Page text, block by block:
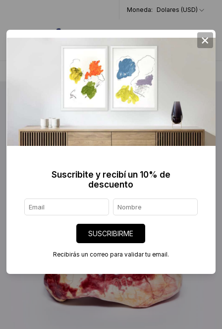
Moneda: Dolares (USD)
0
Cerámica >
×
Suscribite y recibí un 10% de
descuento
SUSCRIBIRME
Recibirás un correo para validar tu email.